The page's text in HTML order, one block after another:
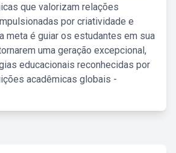
que valorizam relações
por criatividade e
meta é guiar os estudantes em sua
uma geração excepcional,
educacionais reconhecidas por
acadêmicas globais -